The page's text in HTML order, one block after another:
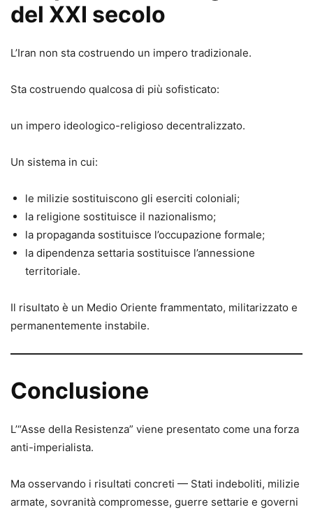
del XXI secolo
L’Iran non sta costruendo un impero tradizionale.
Sta costruendo qualcosa di più sofisticato:
un impero ideologico-religioso decentralizzato.
Un sistema in cui:
le milizie sostituiscono gli eserciti coloniali;
la religione sostituisce il nazionalismo;
la propaganda sostituisce l’occupazione formale;
la dipendenza settaria sostituisce l’annessione
territoriale.
Il risultato è un Medio Oriente frammentato, militarizzato e
permanentemente instabile.
Conclusione
L’“Asse della Resistenza” viene presentato come una forza
anti-imperialista.
Ma osservando i risultati concreti — Stati indeboliti, milizie
armate, sovranità compromesse, guerre settarie e governi